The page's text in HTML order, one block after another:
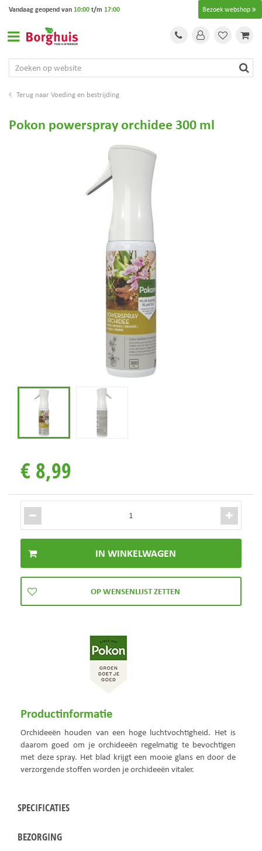
Voeding en bestrijding
Bezoek webshop
Vandaag geopend van 10:00t/m 17:00
Pokon powerspray orchidee 300 ml
€ 8,99
Productinformatie
Orchideeën houden van een hoge luchtvochtigheid. Het is
daarom goed om je orchideeën regelmatig te bevochtigen
met deze spray. Het blad krijgt een mooie glans en door de
verzorgende stoffen worden je orchideeën vitaler.
SPECIFICATIES
BEZORGING